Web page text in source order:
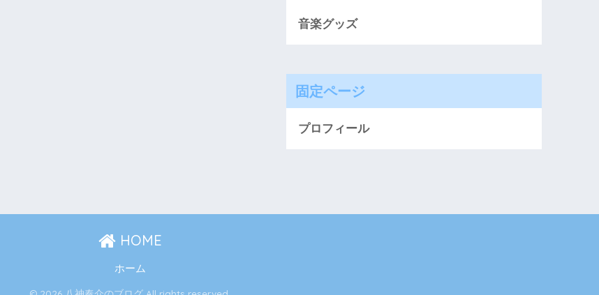
音楽グッズ
固定ページ
プロフィール
HOME
ホーム